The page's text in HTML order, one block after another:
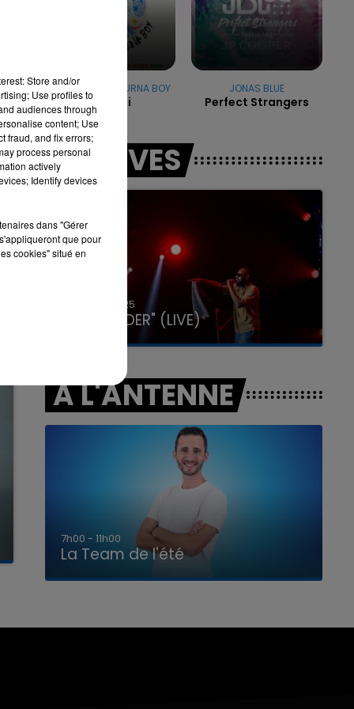
7h00 - 11h00
LA TEAM DE L'ÉTÉ
SHAKIRA FEAT. BURNA BOY
Dai Dai
JONAS BLUE
Perfect Strangers
LES LIVES
31 janvier 2025
GIMS "SPIDER" (LIVE)
A L'ANTENNE
7h00 - 11h00
La Team de l'été
Store and/or
Use profiles to
audiences through
content; Use
fraud, and fix errors;
process personal
actively
Identify devices
dans "Gérer
que pour
cookies" situé en